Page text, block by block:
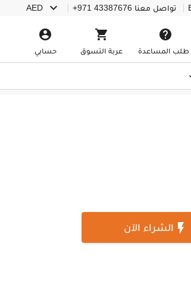
تواصل معنا +971 43387676
AED 

طلب المساعدة

عربة التسوق

حسابي
 الشراء الآن